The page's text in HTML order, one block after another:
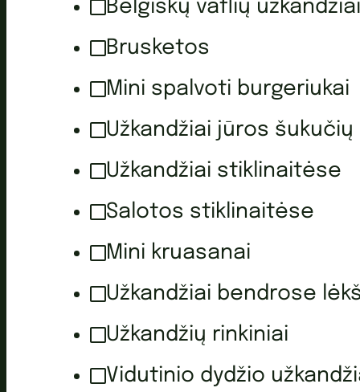
Belgiškų vaflių užkandžiai
Brusketos
Mini spalvoti burgeriukai
Užkandžiai jūros
Užkandžiai stiklinaitėse
Salotos stiklinaitėse
Mini kruasanai
Užkandžiai bendrose
Užkandžių rinkiniai
Vidutinio dydžio